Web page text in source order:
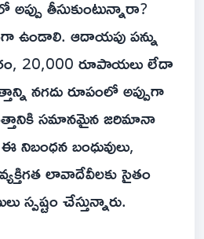
తీసుకుంటున్నారా?
ఉండాలి. ఆదాయపు పన్ను
20,000 రూపాయలు లేదా
నగదు రూపంలో అప్పుగా
మొత్తానికి సమానమైన జరిమానా
నిబంధన బంధువులు,
లావాదేవీలకు సైతం
స్పష్టం చేస్తున్నారు.